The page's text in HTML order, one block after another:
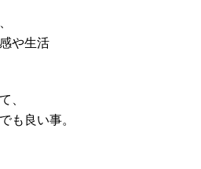
や生活
、
も良い事。